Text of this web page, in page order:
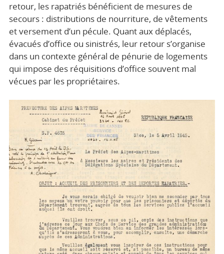
retour, les rapatriés bénéficient de mesures de
secours : distributions de nourriture, de vêtements
et versement d’un pécule. Quant aux déplacés,
évacués d’office ou sinistrés, leur retour s’organise
dans un contexte général de pénurie de logements
qui impose des réquisitions d’office souvent mal
vécues par les propriétaires.